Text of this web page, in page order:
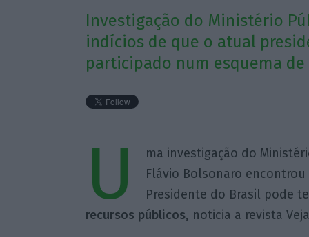
Investigação do Ministério
indícios de que o atual
participado num esquema
U
ma investigação do
Flávio Bolsonaro
Presidente do Brasil pode
recursos públicos, noticia a revista